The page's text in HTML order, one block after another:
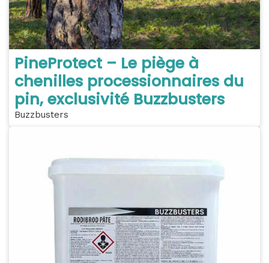
PineProtect – Le piège à
chenilles processionnaires du
pin, exclusivité Buzzbusters
Buzzbusters